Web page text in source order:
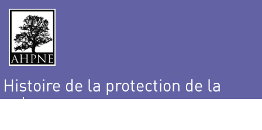
Histoire de la protection de la
nature